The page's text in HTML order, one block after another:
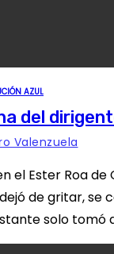
AZUL
del
Valenzuela
el Ester Roa
de gritar, se
solo tomó